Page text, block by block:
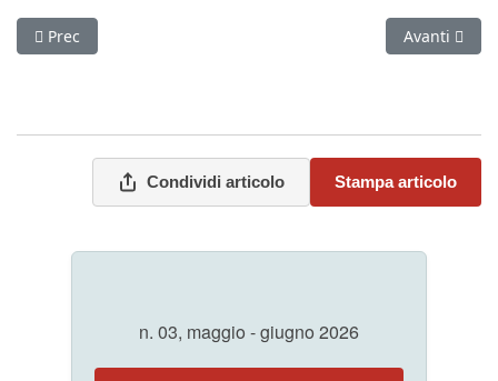
Articolo precedente: La crisi del Medio Oriente
Prec Articolo
Avanti
Condividi articolo Stampa articolo
n. 03, maggio - giugno 2026